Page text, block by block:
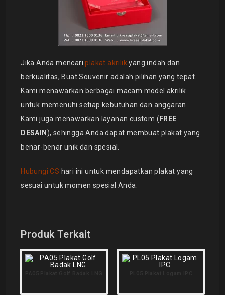
Jika Anda mencariplakat akrilik yang indah dan
berkualitas, Buat Souvenir adalah pilihan yang tepat.
Kami menawarkan berbagai macam model akrilik
untuk memenuhi setiap kebutuhan dan anggaran.
Kami juga menawarkan layanan custom ( FREE
DESAIN ), sehingga Anda dapat membuat plakat yang
benar-benar unik dan spesial.
Hubungi CS hari ini untuk mendapatkan plakat yang
sesuai untuk momen spesial Anda.
Produk Terkait